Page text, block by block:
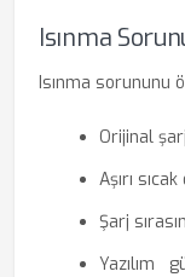
Isınma
Isınma sorununu
Orijinal
Aşırı
Şarj
Yazılım